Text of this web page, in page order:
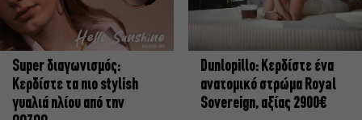
Super διαγωνισμός:
Κερδίστε τα πιο stylish
γυαλιά ηλίου από την
Dunlopillo: Κερδίστε ένα
ανατομικό στρώμα Royal
Sovereign, αξίας 2900€